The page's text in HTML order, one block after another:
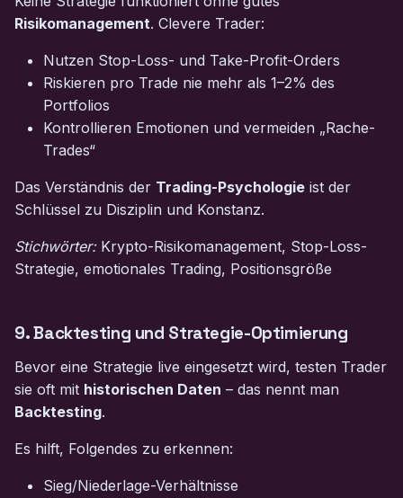
Risikomanagement. Clevere Trader:
Nutzen Stop-Loss- und Take-Profit-Orders
Riskieren pro Trade nie mehr als 1–2% des
Portfolios
Kontrollieren Emotionen und vermeiden „Rache-
Trades“
Das Verständnis der Trading-Psychologie ist der
Schlüssel zu Disziplin und Konstanz.
Stichwörter:Krypto-Risikomanagement, Stop-Loss-
Strategie, emotionales Trading, Positionsgröße
9. Backtesting und Strategie-Optimierung
Bevor eine Strategie live eingesetzt wird, testen Trader
sie oft mit historischen Daten – das nennt man
Backtesting.
Es hilft, Folgendes zu erkennen:
Sieg/Niederlage-Verhältnisse